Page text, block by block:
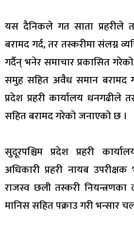
यस दैनिकले गत साता प्रहरीले
बरामद गर्द, तर तस्करीमा संलग्न
गर्दैन् भनेर समाचार प्रकासित
समुह सहित अवैध समान बरामद
प्रदेश प्रहरी कार्यालय धनगढीले
सहित बरामद गरेको जनाएको छ ।
सुदूरपश्चिम प्रदेश प्रहरी
अधिकारी प्रहरी नायब
राजस्व छली तस्करी नियन्त्रणका
मानिस सहित पक्राउ गरी भन्सार